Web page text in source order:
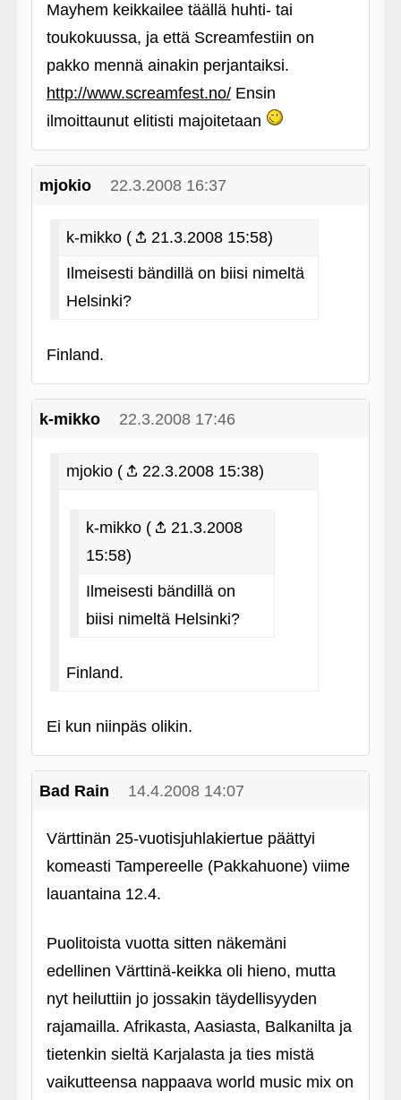
Mayhem keikkailee täällä huhti- tai
toukokuussa, ja että Screamfestiin on
pakko mennä ainakin perjantaiksi.
http://www.screamfest.no/Ensin
ilmoittaunut elitisti majoitetaan
mjokio 22.3.2008 16:37
k-mikko (
21.3.2008 15:58)
Ilmeisesti bändillä on biisi nimeltä
Helsinki?
Finland.
k-mikko 22.3.2008 17:46
mjokio ( 22.3.2008 15:38)
k-mikko (
21.3.2008
15:58)
Ilmeisesti bändillä on
biisi nimeltä Helsinki?
Finland.
Ei kun niinpäs olikin.
Bad Rain 14.4.2008 14:07
Värttinän 25-vuotisjuhlakiertue päättyi
komeasti Tampereelle (Pakkahuone) viime
lauantaina 12.4.
Puolitoista vuotta sitten näkemäni
edellinen Värttinä-keikka oli hieno, mutta
nyt heiluttiin jo jossakin täydellisyyden
rajamailla. Afrikasta, Aasiasta, Balkanilta ja
tietenkin sieltä Karjalasta ja ties mistä
vaikutteensa nappaava world music mix on